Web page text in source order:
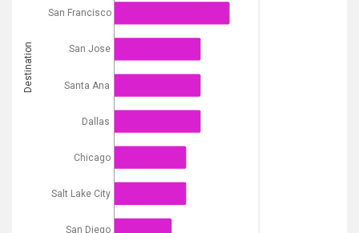
San Francisco
San Jose
Santa Ana
Dallas
Chicago
Salt Lake City
San Diego
Destination